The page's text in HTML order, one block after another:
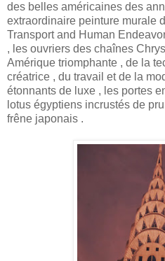
des belles américaines des
extraordinaire peinture murale
Transport and Human
, les ouvriers des chaînes
Amérique triomphante , de la
créatrice , du travail et de la
étonnants de luxe , les portes
lotus égyptiens incrustés de
frêne japonais .